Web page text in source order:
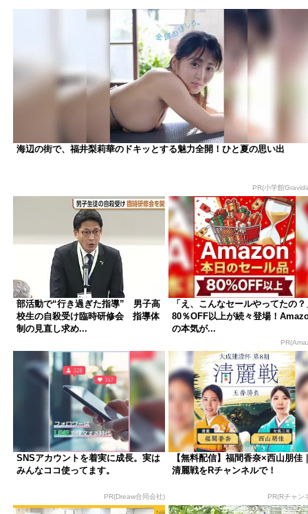
海辺の街で、福井梨莉華のドキッとする魅力全開！ひと夏の思い出
PR(小学館
部活動で“行き過ぎた指導” 男子高
校生の自殺受け臨時研修会 指導体
制の見直し求め...
「え、こんなセールやってたの？
80％OFF以上が続々登場！
の本気が...
SNSアカウントを着実に成長。実は
みんなココ使ってます。
PR(Dreaw合同会社)
【無料配信】福間香奈×西山朋佳
清麗戦をRチャンネルで！
PR(Rチャン